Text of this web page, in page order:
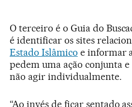
O terceiro é o Guia do
é identificar os sites
Estado Islâmico e informar
pedem uma ação conjunta
não agir individualmente.
“Ao invés de ficar sentado